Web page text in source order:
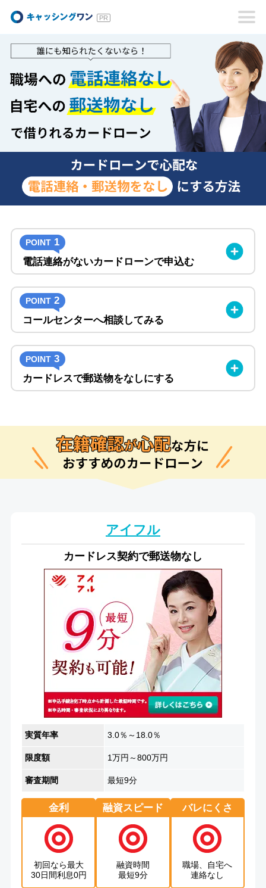
キャッシングワン
POINT 1
電話連絡がないカードローンで申込む
POINT 2
コールセンターへ相談してみる
POINT 3
カードレスで郵送物をなしにする
アイフル
カードレス契約で郵送物なし
実質年率 3.0％～18.0％
限度額 1万円～800万円
審査期間 最短9分
金利
初回なら最大
30日間利息0円
融資スピード
融資時間
最短9分
バレにくさ
職場、自宅へ
連絡なし